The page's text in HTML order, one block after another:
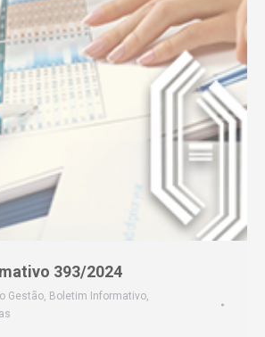
393/2024
Gestão, Boletim Informativo,